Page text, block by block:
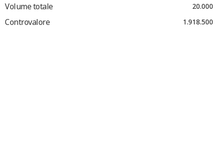
Volume totale 20.000
Controvalore 1.918.500